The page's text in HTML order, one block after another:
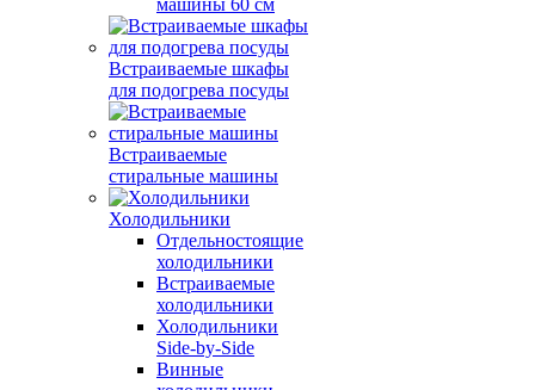
машины 60 см
Встраиваемые шкафы
для подогрева посуды
Встраиваемые
стиральные машины
Холодильники
Отдельностоящие
холодильники
Встраиваемые
холодильники
Холодильники
Side-by-Side
Винные